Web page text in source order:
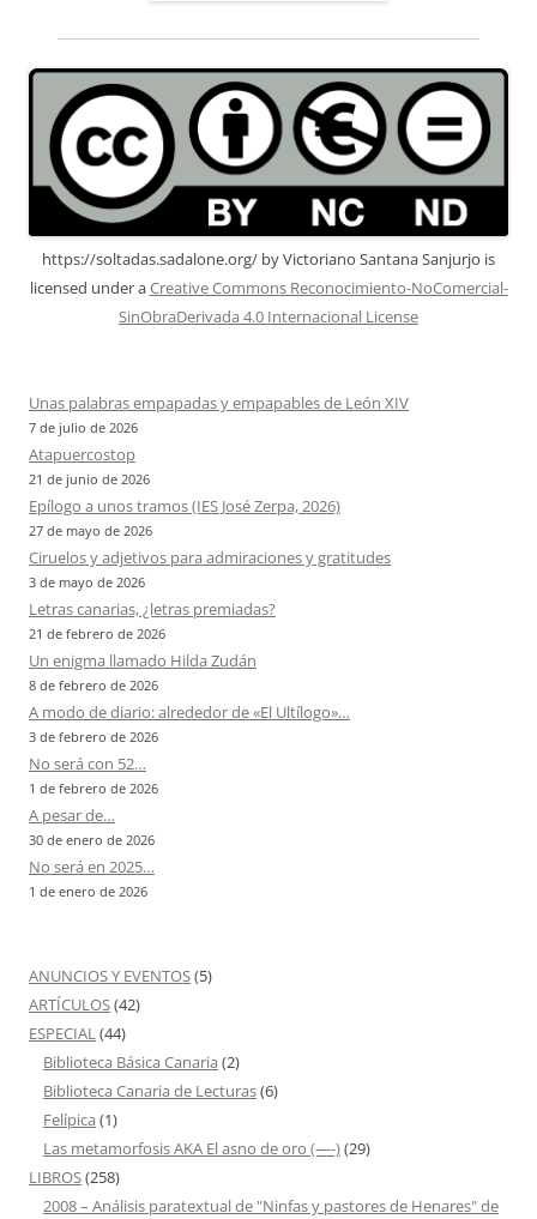
https://soltadas.sadalone.org/ byVictoriano Santana Sanjurjo is
licensed under aCreative Commons Reconocimiento-NoComercial-
SinObraDerivada 4.0 Internacional License
Unas palabras empapadas y empapables de León XIV
7 de julio de 2026
Atapuercostop
21 de junio de 2026
Epílogo a unos tramos (IES José Zerpa, 2026)
27 de mayo de 2026
Ciruelos y adjetivos para admiraciones y gratitudes
3 de mayo de 2026
Letras canarias, ¿letras premiadas?
21 de febrero de 2026
Un enigma llamado Hilda Zudán
8 de febrero de 2026
A modo de diario: alrededor de «El Ultílogo»…
3 de febrero de 2026
No será con 52…
1 de febrero de 2026
A pesar de…
30 de enero de 2026
No será en 2025…
1 de enero de 2026
ANUNCIOS Y EVENTOS(5)
ARTÍCULOS(42)
ESPECIAL(44)
Biblioteca Básica Canaria (2)
Biblioteca Canaria de Lecturas(6)
Felípica (1)
Las metamorfosis AKA El asno de oro (—-)(29)
LIBROS(258)
2008 – Análisis paratextual de "Ninfas y pastores de Henares" de